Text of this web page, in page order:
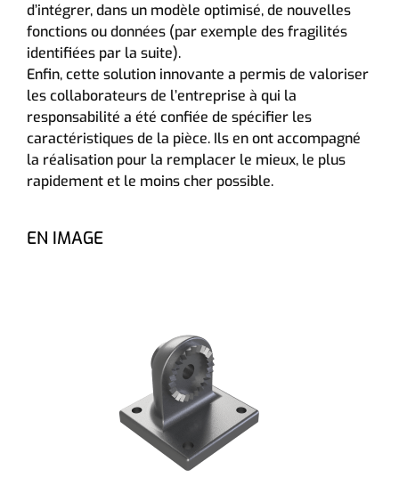
d’intégrer, dans un modèle optimisé, de nouvelles
fonctions ou données (par exemple des fragilités
identifiées par la suite).
Enfin, cette solution innovante a permis de valoriser
les collaborateurs de l’entreprise à qui la
responsabilité a été confiée de spécifier les
caractéristiques de la pièce. Ils en ont accompagné
la réalisation pour la remplacer le mieux, le plus
rapidement et le moins cher possible.
EN IMAGE